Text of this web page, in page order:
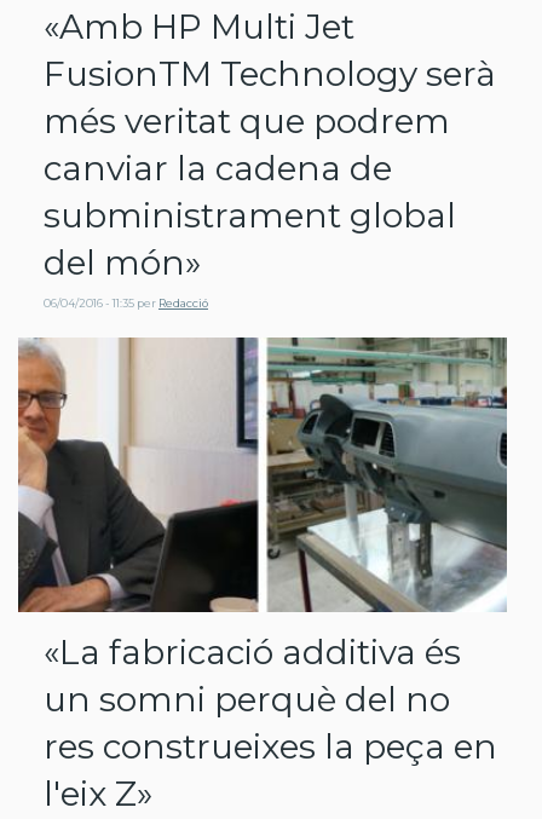
«Amb HP Multi Jet
FusionTM Technology serà
més veritat que podrem
canviar la cadena de
subministrament global
del món»
06/04/2016 - 11:35 per Redacció
«La fabricació additiva és
un somni perquè del no
res construeixes la peça en
l'eix Z»